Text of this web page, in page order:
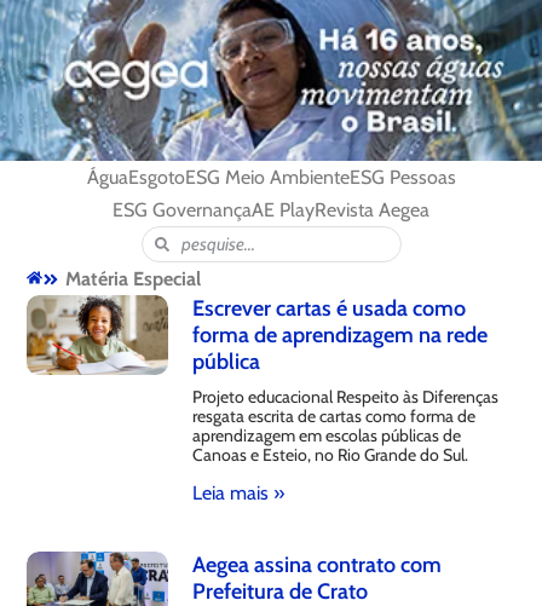
ÁguaEsgotoESG Meio AmbienteESG Pessoas
ESG GovernançaAE PlayRevista Aegea
Matéria Especial
Escrever cartas é usada como
forma de aprendizagem na rede
pública
Projeto educacional Respeito às Diferenças
resgata escrita de cartas como forma de
aprendizagem em escolas públicas de
Canoas e Esteio, no Rio Grande do Sul.
Leia mais »
Aegea assina contrato com
Prefeitura de Crato